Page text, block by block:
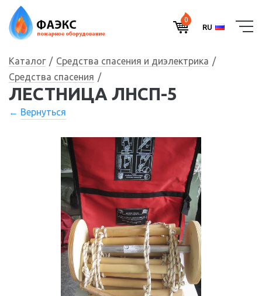
0
RU
Каталог
Средства спасения и диэлектрика
Средства спасения
ЛЕСТНИЦА ЛНСП-5
Вернуться